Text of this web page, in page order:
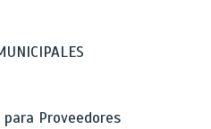
Proveedores